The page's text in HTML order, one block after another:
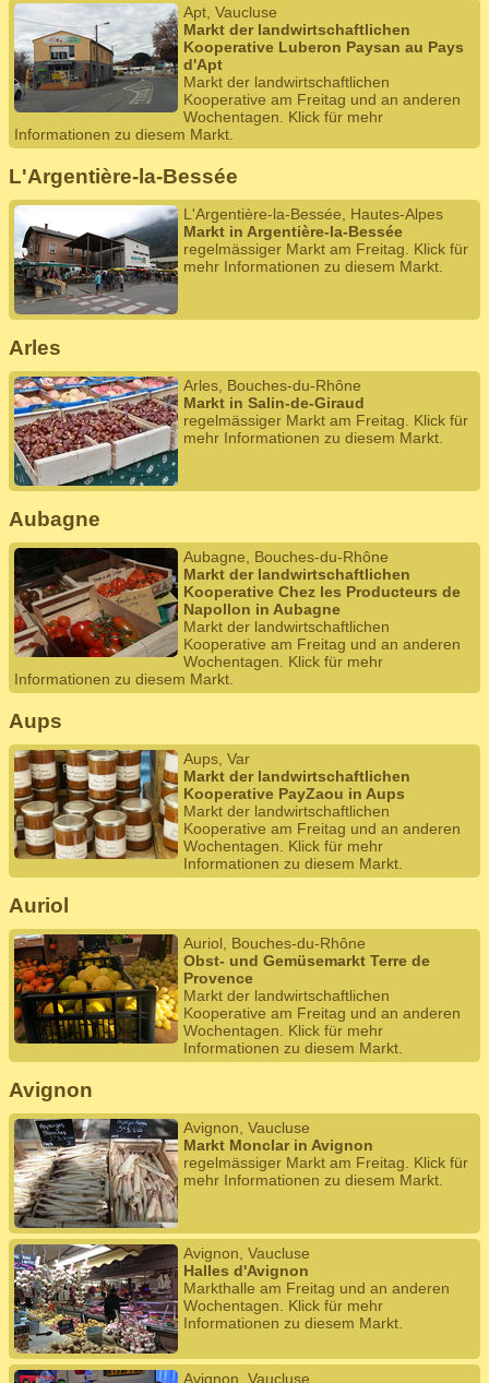
Apt, Vaucluse
Markt der landwirtschaftlichen
Kooperative Luberon Paysan au Pays
d'Apt
Markt der landwirtschaftlichen
Kooperative am Freitag und an anderen
Wochentagen. Klick für mehr
Informationen zu diesem Markt.
L'Argentière-la-Bessée
L'Argentière-la-Bessée, Hautes-Alpes
Markt in Argentière-la-Bessée
regelmässiger Markt am Freitag. Klick für
mehr Informationen zu diesem Markt.
Arles
Arles, Bouches-du-Rhône
Markt in Salin-de-Giraud
regelmässiger Markt am Freitag. Klick für
mehr Informationen zu diesem Markt.
Aubagne
Aubagne, Bouches-du-Rhône
Markt der landwirtschaftlichen
Kooperative Chez les Producteurs de
Napollon in Aubagne
Markt der landwirtschaftlichen
Kooperative am Freitag und an anderen
Wochentagen. Klick für mehr
Informationen zu diesem Markt.
Aups
Aups, Var
Markt der landwirtschaftlichen
Kooperative PayZaou in Aups
Markt der landwirtschaftlichen
Kooperative am Freitag und an anderen
Wochentagen. Klick für mehr
Informationen zu diesem Markt.
Auriol
Auriol, Bouches-du-Rhône
Obst- und Gemüsemarkt Terre de
Provence
Markt der landwirtschaftlichen
Kooperative am Freitag und an anderen
Wochentagen. Klick für mehr
Informationen zu diesem Markt.
Avignon
Avignon, Vaucluse
Markt Monclar in Avignon
regelmässiger Markt am Freitag. Klick für
mehr Informationen zu diesem Markt.
Avignon, Vaucluse
Halles d'Avignon
Markthalle am Freitag und an anderen
Wochentagen. Klick für mehr
Informationen zu diesem Markt.
Avignon, Vaucluse